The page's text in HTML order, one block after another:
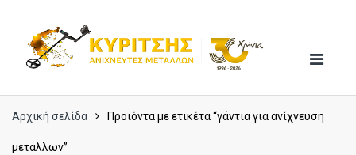
navigation
content
Αρχική σελίδα Προϊόντα με ετικέτα “γάντια για ανίχνευση
μετάλλων”